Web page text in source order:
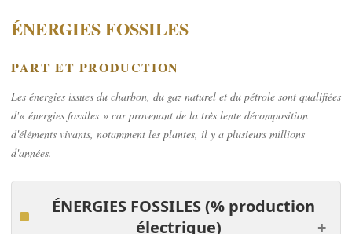
ÉNERGIES FOSSILES
PART ET PRODUCTION
Les énergies issues du charbon, du gaz naturel et du pétrole sont qualifiées
d'« énergies fossiles » car provenant de la très lente décomposition
d'éléments vivants, notamment les plantes, il y a plusieurs millions
d'années.
ÉNERGIES FOSSILES(% production
électrique)